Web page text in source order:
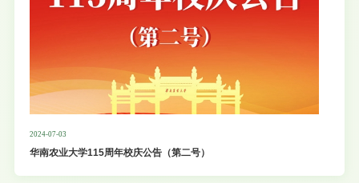
2024-07-03
华南农业大学115周年校庆公告（第二号）